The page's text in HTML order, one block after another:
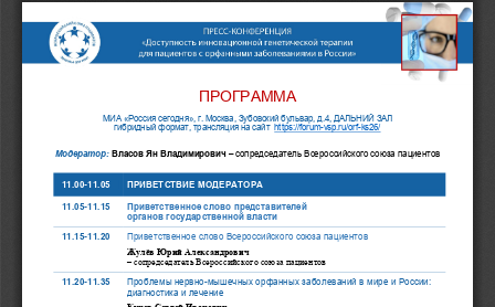
ПРОГРАММА
МИА «Россия сегодня», г. Москва, Зубовский бульвар, д.4, ДАЛЬНИЙ ЗАЛ
гибридный формат, трансляция на сайт https://forum-vsp.ru/orf-ks26/
Модератор:Власов Ян Владимирович – сопредседатель Всероссийского союза пациентов
11.00-11.05 ПРИВЕТСТВИЕ МОДЕРАТОРА
11.05-11.15
Приветственное слово представителей
органов государственной власти
11.15-11.20 Приветственное слово Всероссийского союза пациентов
Жулёв Юрий Александрович
– сопредседатель Всероссийского союза пациентов
11.20-11.35 Проблемы нервно-мышечных орфанных заболеваний в мире и России:
диагностика и лечение